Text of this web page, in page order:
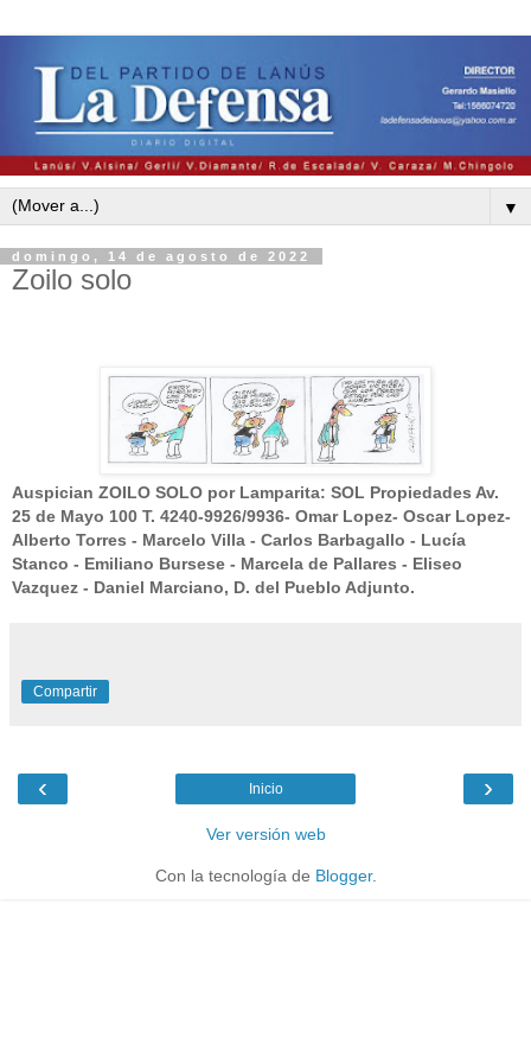
▼
domingo, 14 de agosto de 2022
Zoilo solo
Auspician ZOILO SOLO por Lamparita: SOL Propiedades Av.
25 de Mayo 100 T. 4240-9926/9936- Omar Lopez- Oscar Lopez-
Alberto Torres - Marcelo Villa - Carlos Barbagallo - Lucía
Stanco - Emiliano Bursese - Marcela de Pallares - Eliseo
Vazquez - Daniel Marciano, D. del Pueblo Adjunto.
Compartir
‹ ›
Inicio
Ver versión web
Con la tecnología de Blogger.